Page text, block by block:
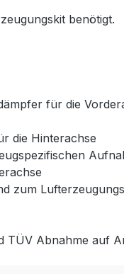
benötigt.
für die
die Hinterachse
zum
TÜV Abnahme auf